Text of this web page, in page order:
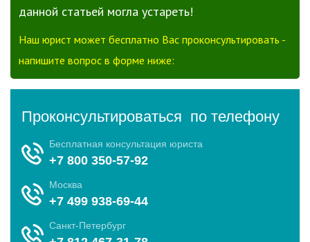
данной статьей могла устареть!
Наш юрист может бесплатно Вас проконсультировать -
напишите вопрос в форме ниже: